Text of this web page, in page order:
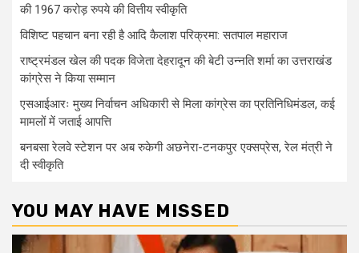
की 1967 करोड़ रुपये की वित्तीय स्वीकृति
विशिष्ट पहचान बना रही है आदि कैलाश परिक्रमा: सतपाल महाराज
राष्ट्रमंडल खेल की पदक विजेता देहरादून की बेटी उन्नति शर्मा का उत्तराखंड
कांग्रेस ने किया सम्मान
एसआईआरः मुख्य निर्वाचन अधिकारी से मिला कांग्रेस का प्रतिनिधिमंडल, कई
मामलों में जताई आपत्ति
बनबसा रेलवे स्टेशन पर अब रुकेगी अछनेरा-टनकपुर एक्सप्रेस, रेल मंत्री ने
दी स्वीकृति
YOU MAY HAVE MISSED